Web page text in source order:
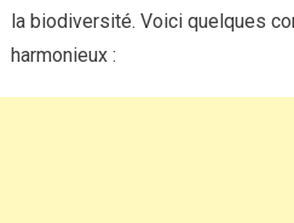
la biodiversité. Voici quelques
harmonieux :